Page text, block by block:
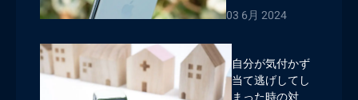
03 6月 2024
自分が気付かず
当て逃げしてし